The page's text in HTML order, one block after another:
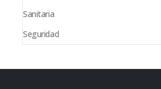
Sanitaria
Seguridad